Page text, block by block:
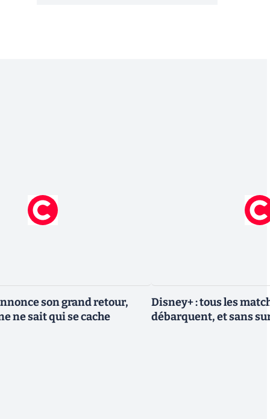
son grand retour,
ne sait qui se cache
Disney+ : tous les
débarquent, et sans